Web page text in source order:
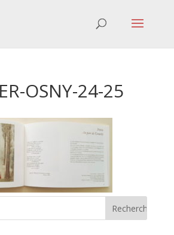
OSNY-24-25